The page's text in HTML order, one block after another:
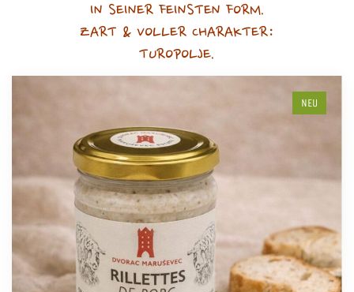
IN SEINER FEINSTEN FORM.
ZART & VOLLER CHARAKTER:
TUROPOLJE.
NEU